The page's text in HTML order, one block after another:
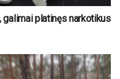
platinęs narkotikus